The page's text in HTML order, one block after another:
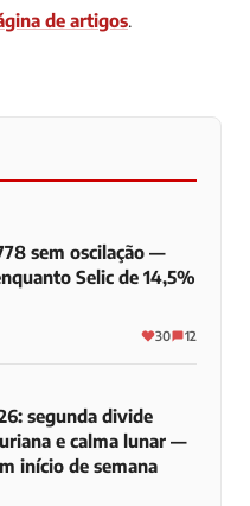
de artigos.
sem oscilação —
Selic de 14,5%
30 12
segunda divide
e calma lunar —
início de semana